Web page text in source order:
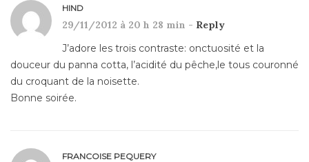
HIND
29/11/2012 à 20 h 28 min - Reply
J’adore les trois contraste: onctuosité et la
douceur du panna cotta, l’acidité du pêche,le tous couronné
du croquant de la noisette.
Bonne soirée.
FRANCOISE PEQUERY